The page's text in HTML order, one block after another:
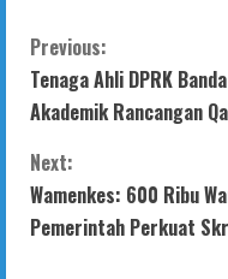
C
o
n
t
Previous:
Tenaga Ahli DPRK
Akademik Rancangan
Next:
Wamenkes: 600 Ribu
Pemerintah Perkuat